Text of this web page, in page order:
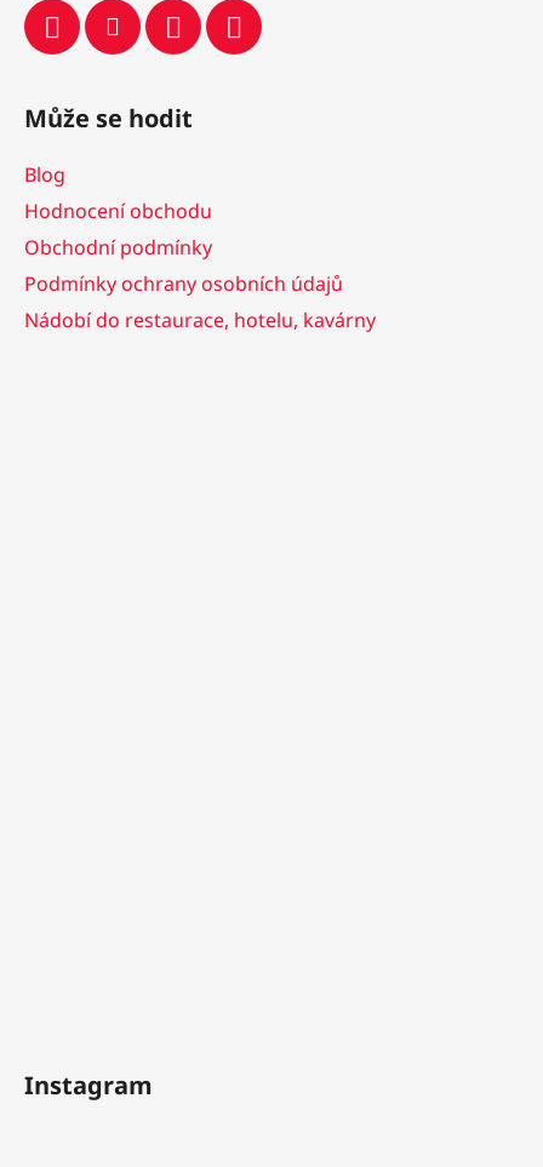
Může se hodit
Blog
Hodnocení obchodu
Obchodní podmínky
Podmínky ochrany osobních údajů
Nádobí do restaurace, hotelu, kavárny
Instagram